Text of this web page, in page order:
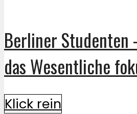
Berliner Studenten
das Wesentliche
Klick rein